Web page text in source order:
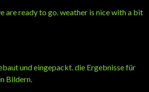
are ready to go. weather is nice with a bit
und eingepackt. die Ergebnisse für
Bildern.